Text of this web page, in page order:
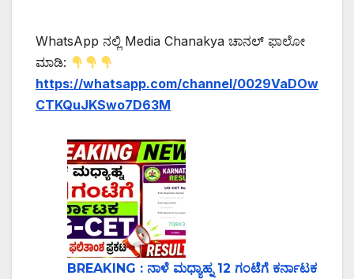
WhatsApp ನಲ್ಲಿ Media Chanakya ಚಾನಲ್ ಫಾಲೋ
ಮಾಡಿ:
https://whatsapp.com/channel/0029VaDOw
CTKQuJKSwo7D63M
BREAKING : ನಾಳೆ ಮಧ್ಯಾಹ್ನ 12 ಗಂಟೆಗೆ ಕರ್ನಾಟಕ